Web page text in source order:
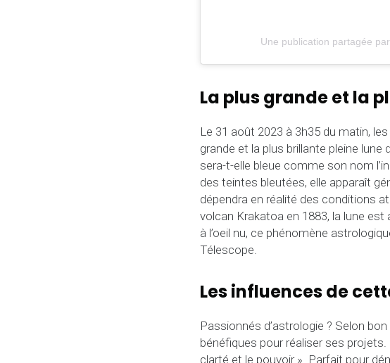
Une publication partagée
La plus grande et la
Le 31 août 2023 à 3h35 du matin,
grande et la plus brillante pleine
sera-t-elle bleue comme son nom
des teintes bleutées, elle apparaît
dépendra en réalité des conditions
volcan Krakatoa en 1883, la lune est
à l’oeil nu, ce phénomène
Télescope.
Les influences de
Passionnés d’astrologie ? Selon
bénéfiques pour réaliser ses projets.
clarté et le pouvoir ». Parfait pour